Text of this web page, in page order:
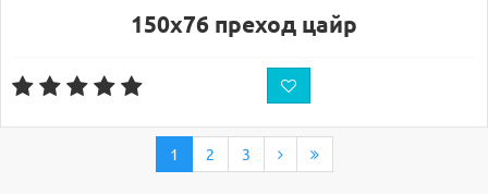
150х76 преход цайр
1 2 3